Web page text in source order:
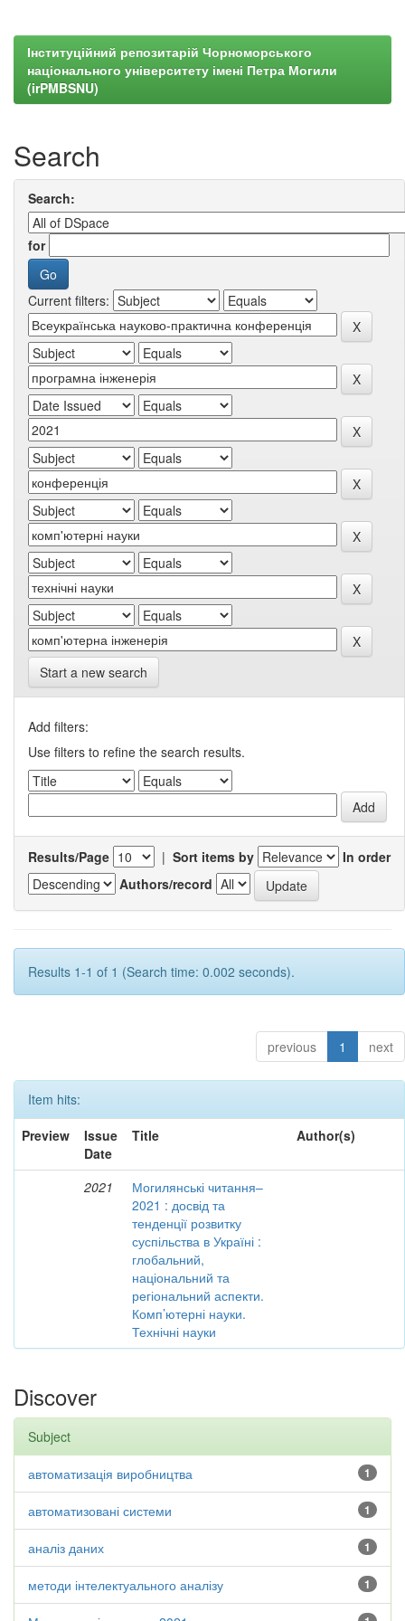
Інституційний репозитарій Чорноморського
національного університету імені Петра Могили
(irPMBSNU)
Search
Search:
for
Current filters:
Start a new search
Add filters:
Use filters to refine the search results.
Results/Page | Sort items by
In order
Authors/record
Results 1-1 of 1 (Search time: 0.002 seconds).
previous 1 next
Item hits:
Preview
Issue
Date
Title Author(s)
2021
Могилянські читання–
2021 : досвід та
тенденції розвитку
суспільства в Україні :
глобальний,
національний та
регіональний аспекти.
Комп’ютерні науки.
Технічні науки
Discover
Subject
1
автоматизація виробництва
1
автоматизовані системи
1
аналіз даних
1
методи інтелектуального аналізу